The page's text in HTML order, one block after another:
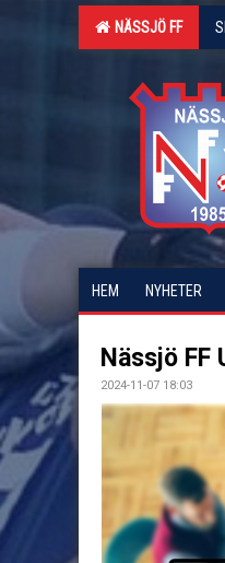
NÄSSJÖ FF
HEM NYHETER
Nässjö FF
2024-11-07 18:03